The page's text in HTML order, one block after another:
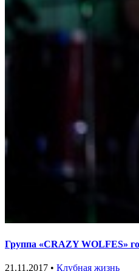
Группа «CRAZY WOLFES»
21.11.2017 • Клубная жизнь